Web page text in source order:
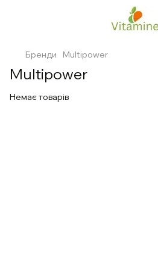
Бренди Multipower
Multipower
Немає товарів